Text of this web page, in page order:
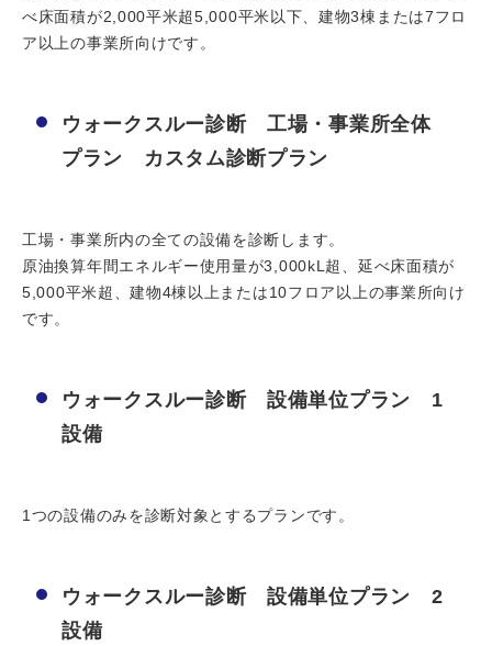
べ床面積が2,000平米超5,000平米以下、建物3棟または7フロ
ア以上の事業所向けです。
ウォークスルー診断 工場・事業所全体
プラン カスタム診断プラン
工場・事業所内の全ての設備を診断します。
原油換算年間エネルギー使用量が3,000kL超、延べ床面積が
5,000平米超、建物4棟以上または10フロア以上の事業所向け
です。
ウォークスルー診断 設備単位プラン 1
設備
1つの設備のみを診断対象とするプランです。
ウォークスルー診断 設備単位プラン 2
設備